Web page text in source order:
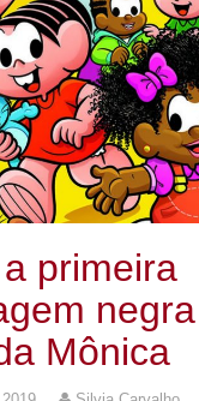
primeira
Mônica